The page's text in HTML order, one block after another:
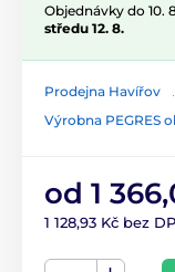
Objednávky do 10.
středu 12. 8.
Prodejna Havířov
Výrobna PEGRES
od 1
1 128,93 Kč bez